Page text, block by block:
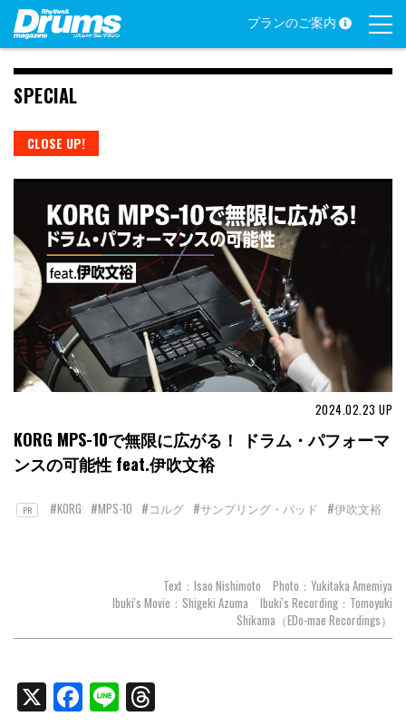
Skip
content
プランのご案内
SPECIAL
CLOSE UP!
2024.02.23 UP
KORG MPS-10で無限に広がる！ ドラム・パフォーマ
ンスの可能性 feat.伊吹文裕
PR #KORG #MPS-10 #コルグ #サンプリング・パッド #伊吹文裕
Text：Isao Nishimoto Photo：Yukitaka Amemiya
Ibuki's Movie：Shigeki Azuma Ibuki's Recording：Tomoyuki
Shikama（EDo-mae Recordings）
X Facebook
Line